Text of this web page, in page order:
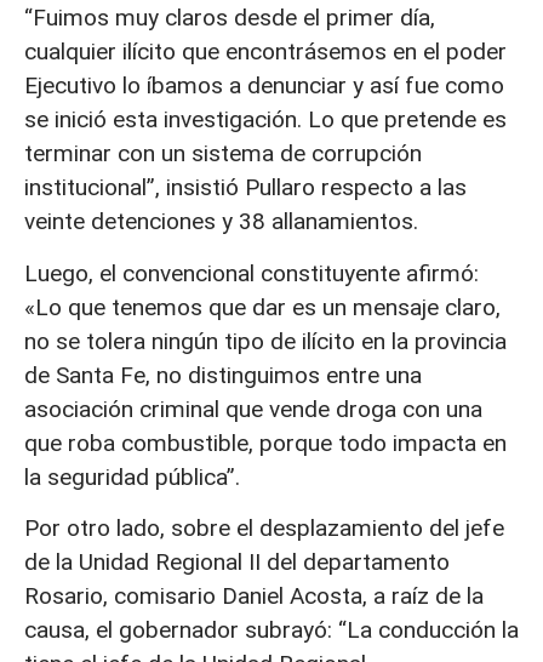
“Fuimos muy claros desde el primer día,
cualquier ilícito que encontrásemos en el poder
Ejecutivo lo íbamos a denunciar y así fue como
se inició esta investigación. Lo que pretende es
terminar con un sistema de corrupción
institucional”, insistió Pullaro respecto a las
veinte detenciones y 38 allanamientos.
Luego, el convencional constituyente afirmó:
«Lo que tenemos que dar es un mensaje claro,
no se tolera ningún tipo de ilícito en la provincia
de Santa Fe, no distinguimos entre una
asociación criminal que vende droga con una
que roba combustible, porque todo impacta en
la seguridad pública”.
Por otro lado, sobre el desplazamiento del jefe
de la Unidad Regional II del departamento
Rosario, comisario Daniel Acosta, a raíz de la
causa, el gobernador subrayó: “La conducción la